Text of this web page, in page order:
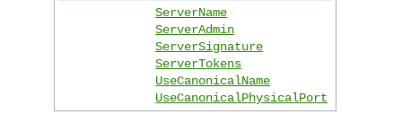
ServerName
ServerAdmin
ServerSignature
ServerTokens
UseCanonicalName
UseCanonicalPhysicalPort